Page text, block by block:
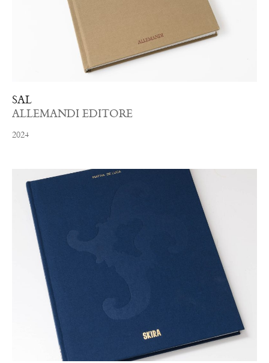
SAL
ALLEMANDI EDITORE
2024